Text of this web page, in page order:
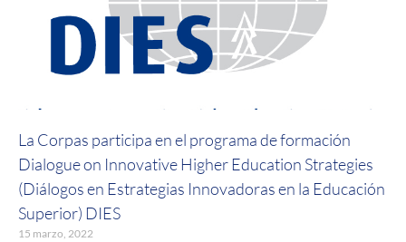
La Corpas participa en el programa de formación
Dialogue on Innovative Higher Education Strategies
(Diálogos en Estrategias Innovadoras en la Educación
Superior) DIES
15 marzo, 2022